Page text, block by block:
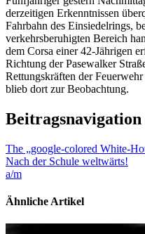
derzeitigen Erkenntnissen
Fahrbahn des Einsiedelrings,
verkehrsberuhigten Bereich
dem Corsa einer 42-Jährigen
Richtung der Pasewalker
Rettungskräften der
blieb dort zur Beobachtung.
Beitragsnavigation
The „google-colored White-
Nach der Schule weltwärts!
a/m
Ähnliche Artikel